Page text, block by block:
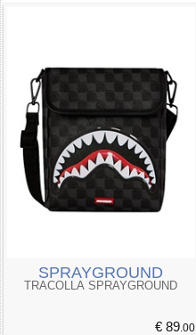
SPRAYGROUND
TRACOLLA SPRAYGROUND
€ 89.00